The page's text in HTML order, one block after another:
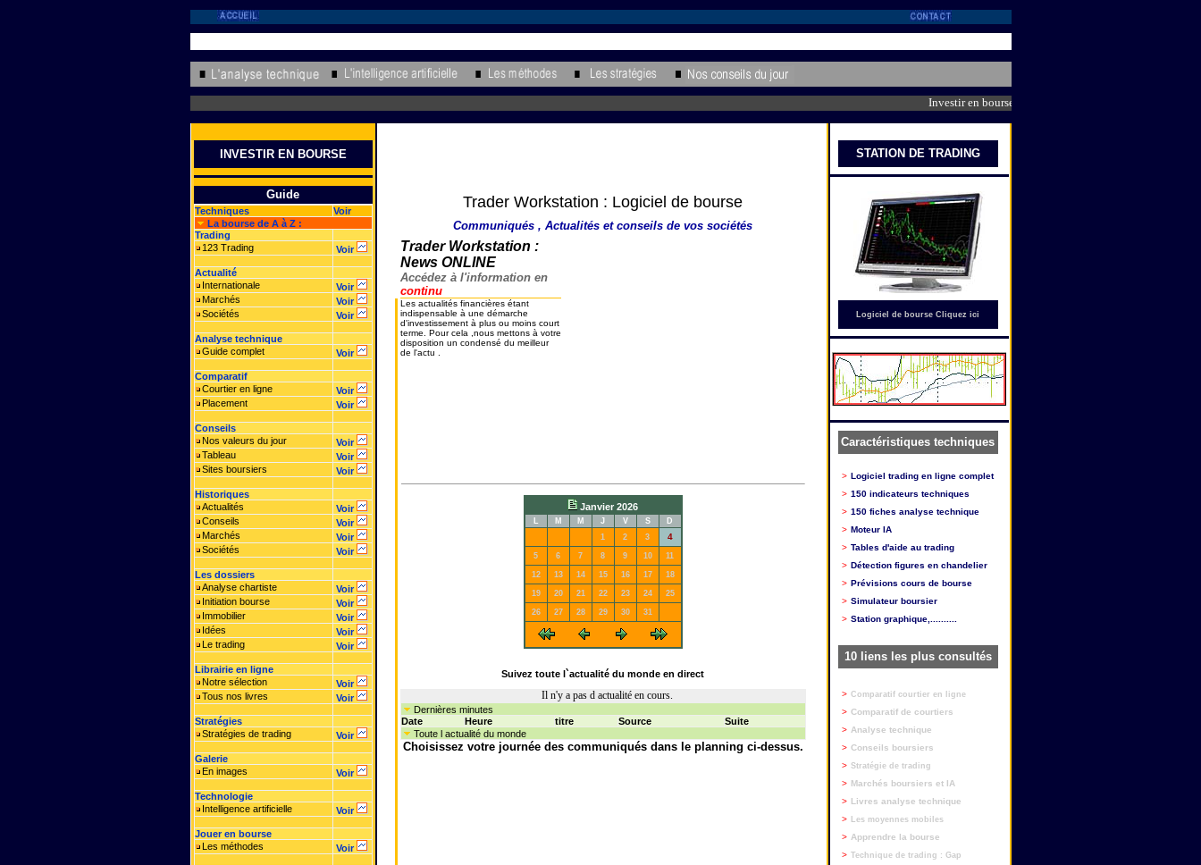
Investir en bourse avec Trader WS : Synthèse des
INVESTIR EN BOURSE
Guide
Techniques
Voir
La bourse de A à Z :
Trading
123 Trading
Voir
Actualité
Internationale
Voir
Marchés
Voir
Sociétés
Voir
Analyse technique
Guide complet
Voir
Comparatif
Courtier en ligne
Voir
Placement
Voir
Conseils
Nos valeurs du jour
Voir
Tableau
Voir
Sites boursiers
Voir
Historiques
Actualités
Voir
Conseils
Voir
Marchés
Voir
Sociétés
Voir
Les dossiers
Analyse chartiste
Voir
Initiation bourse
Voir
Immobilier
Voir
Idées
Voir
Le trading
Voir
Librairie en ligne
Notre sélection
Voir
Tous nos livres
Voir
Stratégies
Stratégies de trading
Voir
Galerie
En images
Voir
Technologie
Intelligence artificielle
Voir
Jouer en bourse
Les méthodes
Voir
Trader Workstation : Logiciel de bourse
Communiqués , Actualités et conseils de vos sociétés
Trader Workstation :
News ONLINE
Accédez à l'information en
continu
Les actualités financières étant
indispensable à une démarche
d'investissement à plus ou moins court
terme. Pour cela ,nous mettons à votre
disposition un condensé du meilleur
de l'actu .
Janvier 2026
L M M J V S
D
1
2 3 4
5 6 7 8 9 10 11
12 13 14 15 16 17 18
19 20 21 22 23 24 25
26 27 28 29 30 31
Suivez toute l`actualité du monde en direct
Il n'y a pas d actualité en cours.
Dernières minutes
Date
Heure titre Source
Suite
Toute l actualité du monde
Choisissez votre journée des communiqués dans le planning ci-dessus.
STATION DETRADING
Logiciel de bourse Cliquez ici
Caractéristiques techniques
> Logiciel trading en ligne complet
> 150 indicateurs techniques
> 150 fiches analyse technique
> Moteur IA
> Tables d'aide au trading
> Détection figures en chandelier
> Prévisions cours de bourse
> Simulateur boursier
> Station graphique,..........
10 liens les plus consultés
> Comparatif courtier en ligne
> Comparatif de courtiers
> Analyse technique
> Conseils boursiers
> Stratégie de trading
> Marchés boursiers et IA
> Livres analyse technique
>
Les moyennes mobiles
> Apprendre la bourse
> Technique de trading : Gap